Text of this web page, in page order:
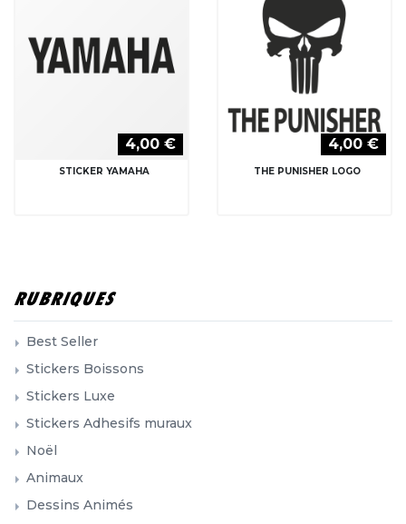
4,00 €
STICKER YAMAHA
4,00 €
THE PUNISHER LOGO
RUBRIQUES
Best Seller
Stickers Boissons
Stickers Luxe
Stickers Adhesifs muraux
Noël
Animaux
Dessins Animés